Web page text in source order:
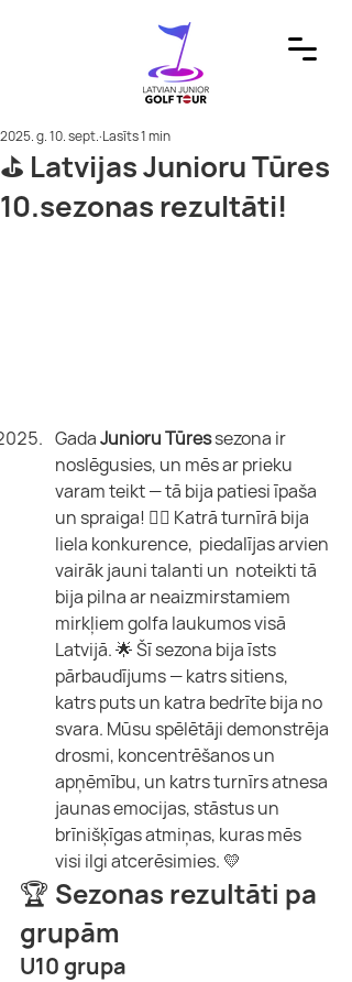
⛳ Latvijas Junioru Tūres
10.sezonas rezultāti!
2025. g. 10. sept. Lasīts 1 min
Gada Junioru Tūres sezona ir
noslēgusies, un mēs ar prieku
varam teikt — tā bija patiesi īpaša
un spraiga! 🏌️‍♀️ Katrā turnīrā bija
liela konkurence,  piedalījas arvien
vairāk jauni talanti un  noteikti tā
bija pilna ar neaizmirstamiem
mirkļiem golfa laukumos visā
Latvijā. 🌟 Šī sezona bija īsts
pārbaudījums — katrs sitiens,
katrs puts un katra bedrīte bija no
svara. Mūsu spēlētāji demonstrēja
drosmi, koncentrēšanos un
apņēmību, un katrs turnīrs atnesa
jaunas emocijas, stāstus un
brīnišķīgas atmiņas, kuras mēs
visi ilgi atcerēsimies. 💛
🏆 Sezonas rezultāti pa
grupām
U10 grupa